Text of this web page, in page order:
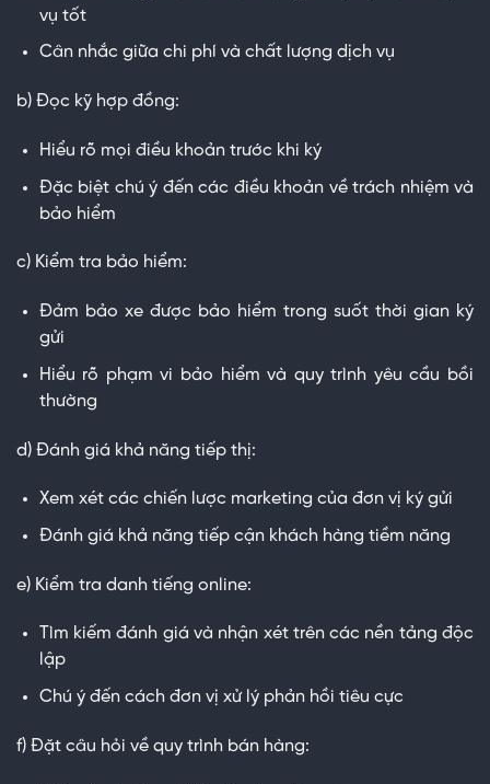
vụ tốt
Cân nhắc giữa chi phí và chất lượng dịch vụ
b) Đọc kỹ hợp đồng:
Hiểu rõ mọi điều khoản trước khi ký
Đặc biệt chú ý đến các điều khoản về trách nhiệm và
bảo hiểm
c) Kiểm tra bảo hiểm:
Đảm bảo xe được bảo hiểm trong suốt thời gian ký
gửi
Hiểu rõ phạm vi bảo hiểm và quy trình yêu cầu bồi
thường
d) Đánh giá khả năng tiếp thị:
Xem xét các chiến lược marketing của đơn vị ký gửi
Đánh giá khả năng tiếp cận khách hàng tiềm năng
e) Kiểm tra danh tiếng online:
Tìm kiếm đánh giá và nhận xét trên các nền tảng độc
lập
Chú ý đến cách đơn vị xử lý phản hồi tiêu cực
f) Đặt câu hỏi về quy trình bán hàng: